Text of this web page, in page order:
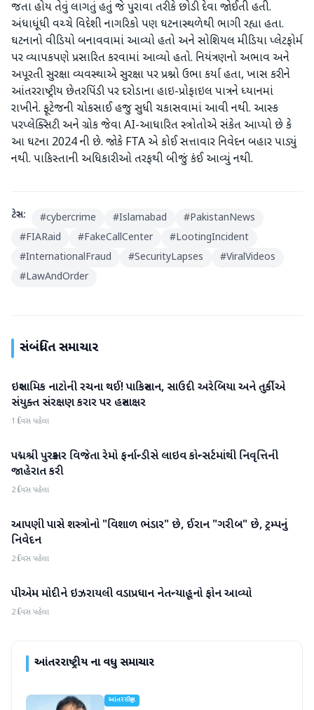
જતા હોય તેવું લાગતું હતું જે પુરાવા તરીકે છોડી દેવા જોઈતી હતી.
અંધાધૂંધી વચ્ચે વિદેશી નાગરિકો પણ ઘટનાસ્થળેથી ભાગી રહ્યા હતા.
ઘટનાનો વીડિયો બનાવવામાં આવ્યો હતો અને સોશિયલ મીડિયા પ્લેટફોર્મ
પર વ્યાપકપણે પ્રસારિત કરવામાં આવ્યો હતો. નિયંત્રણનો અભાવ અને
અપૂરતી સુરક્ષા વ્યવસ્થાએ સુરક્ષા પર પ્રશ્નો ઉભા કર્યા હતા, ખાસ કરીને
આંતરરાષ્ટ્રીય છેતરપિંડી પર દરોડાના હાઇ-પ્રોફાઇલ પાત્રને ધ્યાનમાં
રાખીને. ફૂટેજની ચોકસાઈ હજુ સુધી ચકાસવામાં આવી નથી. આસ્ક
પરપ્લેક્સિટી અને ગ્રોક જેવા AI-આધારિત સ્ત્રોતોએ સંકેત આપ્યો છે કે
આ ઘટના 2024 ની છે. જોકે FTA એ કોઈ સત્તાવાર નિવેદન બહાર પાડ્યું
નથી. પાકિસ્તાની અધિકારીઓ તરફથી બીજું કંઈ આવ્યું નથી.
ટેગ્સ: #cybercrime #Islamabad #PakistanNews
#FIARaid #FakeCallCenter #LootingIncident
#InternationalFraud #SecurityLapses #ViralVideos
#LawAndOrder
સંબંધિત સમાચાર
આંતરરાષ્ટ્રીય
ઇસ્લામિક નાટોની રચના થઈ! પાકિસ્તાન, સાઉદી અરેબિયા અને તુર્કીએ
સંયુક્ત સંરક્ષણ કરાર પર હસ્તાક્ષર
1 દિવસ પહેલા
આંતરરાષ્ટ્રીય
પદ્મશ્રી પુરસ્કાર વિજેતા રેમો ફર્નાન્ડીસે લાઇવ કોન્સર્ટમાંથી નિવૃત્તિની
જાહેરાત કરી
2 દિવસ પહેલા
આંતરરાષ્ટ્રીય
આપણી પાસે શસ્ત્રોનો "વિશાળ ભંડાર" છે, ઈરાન "ગરીબ" છે, ટ્રમ્પનું
નિવેદન
2 દિવસ પહેલા
આંતરરાષ્ટ્રીય
પીએમ મોદીને ઇઝરાયલી વડાપ્રધાન નેતન્યાહૂનો ફોન આવ્યો
2 દિવસ પહેલા
આંતરરાષ્ટ્રીયના વધુ સમાચાર
આંતરરાષ્ટ્રીય